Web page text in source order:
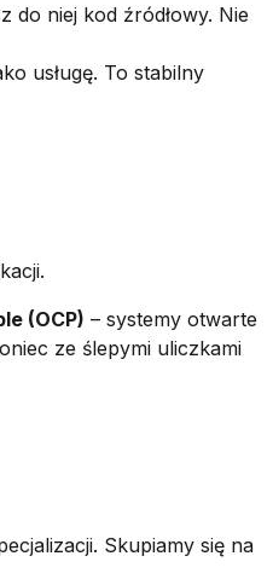
do niej kod źródłowy. Nie
usługę. To stabilny
(OCP) – systemy otwarte
ze ślepymi uliczkami
Skupiamy się na